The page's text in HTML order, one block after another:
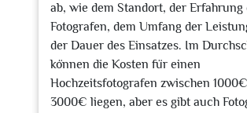
ab, wie dem Standort, der Erfahrung
Fotografen, dem Umfang der
der Dauer des Einsatzes. Im
können die Kosten für einen
Hochzeitsfotografen zwischen
3000€ liegen, aber es gibt auch